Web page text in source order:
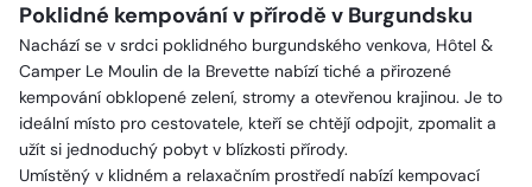
Poklidné kempování v přírodě v Burgundsku
Nachází se v srdci poklidného burgundského venkova, Hôtel &
Camper Le Moulin de la Brevette nabízí tiché a přirozené
kempování obklopené zelení, stromy a otevřenou krajinou. Je to
ideální místo pro cestovatele, kteří se chtějí odpojit, zpomalit a
užít si jednoduchý pobyt v blízkosti přírody.
Umístěný v klidném a relaxačním prostředí nabízí kempovací